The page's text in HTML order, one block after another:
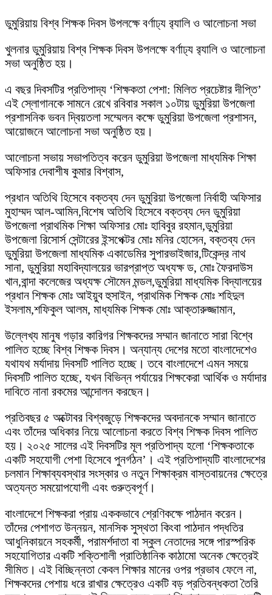
ডুমুরিয়ায় বিশ্ব শিক্ষক দিবস উপলক্ষে বর্ণাঢ্য র‍্যালি ও আলোচনা সভা
খুলনার ডুমুরিয়ায় বিশ্ব শিক্ষক দিবস উপলক্ষে বর্ণাঢ্য র‍্যালি ও আলোচনা
সভা অনুষ্ঠিত হয়।
এ বছর দিবসটির প্রতিপাদ্য ‘শিক্ষকতা পেশা: মিলিত প্রচেষ্টার দীপ্তি’
এই স্লোগানকে সামনে রেখে রবিবার সকাল ১০টায় ডুমুরিয়া উপজেলা
প্রশাসনিক ভবন দ্বিয়তলা সম্মেলন কক্ষে ডুমুরিয়া উপজেলা প্রশাসন,
আয়োজনে আলোচনা সভা অনুষ্ঠিত হয়।
আলোচনা সভায় সভাপতিত্ব করেন ডুমুরিয়া উপজেলা মাধ্যমিক শিক্ষা
অফিসার দেবাশীষ কুমার বিশ্বাস,
প্রধান অতিথি হিসেবে বক্তব্য দেন ডুমুরিয়া উপজেলা নির্বাহী অফিসার
মুহাম্মদ আল-আমিন,‌বিশেষ অতিথি হিসেবে বক্তব্য দেন ডুমুরিয়া
উপজেলা প্রাথমিক শিক্ষা অফিসার মোঃ হাবিবুর রহমান,‌ডুমুরিয়া
উপজেলা রিসোর্স সেন্টারের ইন্সপেক্টর মোঃ মনির হোসেন, বক্তব্য দেন
ডুমুরিয়া উপজেলা মাধ্যমিক একাডেমির সুপারভাইজার,টিকেন্দ্র নাথ
সানা, ডুমুরিয়া মহাবিদ্যালয়ের ভারপ্রাপ্ত অধ্যক্ষ ড, মোঃ ফৈরদাউস
খান,বান্দা কলেজের অধ্যক্ষ সৌমেন মন্ডল,ডুমুরিয়া মাধ্যমিক বিদ্যালয়ের
প্রধান শিক্ষক মোঃ আইয়ুব হুসাইন, প্রাথমিক শিক্ষক মোঃ শহিদুল
ইসলাম,শফিকুল আলম, মাধ্যমিক শিক্ষক মোঃ আক্তারুজ্জামান,
উল্লেখ্য মানুষ গড়ার কারিগর শিক্ষকদের সম্মান জানাতে সারা বিশ্বে
পালিত হচ্ছে বিশ্ব শিক্ষক দিবস। অন্যান্য দেশের মতো বাংলাদেশেও
যথাযথ মর্যাদায় দিবসটি পালিত হচ্ছে। তবে বাংলাদেশে এমন সময়ে
দিবসটি পালিত হচ্ছে, যখন বিভিন্ন পর্যায়ের শিক্ষকেরা আর্থিক ও মর্যাদার
দাবিতে নানা রকমের আন্দোলন করছেন।
প্রতিবছর ৫ অক্টোবর বিশ্বজুড়ে শিক্ষকদের অবদানকে সম্মান জানাতে
এবং তাঁদের অধিকার নিয়ে আলোচনা করতে বিশ্ব শিক্ষক দিবস পালিত
হয়। ২০২৫ সালের এই দিবসটির মূল প্রতিপাদ্য হলো ‘শিক্ষকতাকে
একটি সহযোগী পেশা হিসেবে পুনর্গঠন’। এই প্রতিপাদ্যটি বাংলাদেশের
চলমান শিক্ষাব্যবস্থার সংস্কার ও নতুন শিক্ষাক্রম বাস্তবায়নের ক্ষেত্রে
অত্যন্ত সময়োপযোগী এবং গুরুত্বপূর্ণ।
বাংলাদেশে শিক্ষকরা প্রায় এককভাবে শ্রেণিকক্ষে পাঠদান করেন।
তাঁদের পেশাগত উন্নয়ন, মানসিক সুস্থতা কিংবা পাঠদান পদ্ধতির
আধুনিকায়নে সহকর্মী, পরামর্শদাতা বা স্কুল নেতাদের সঙ্গে পারস্পরিক
সহযোগিতার একটি শক্তিশালী প্রাতিষ্ঠানিক কাঠামো অনেক ক্ষেত্রেই
সীমিত। এই বিচ্ছিন্নতা কেবল শিক্ষার মানের ওপর প্রভাব ফেলে না,
শিক্ষকদের পেশায় ধরে রাখার ক্ষেত্রেও একটি বড় প্রতিবন্ধকতা তৈরি